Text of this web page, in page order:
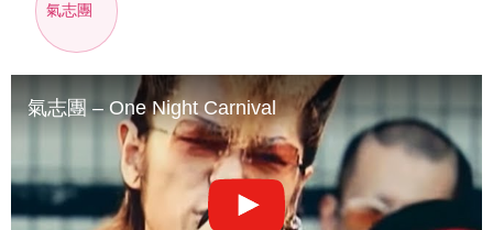
氣志團
氣志團 – One Night Carnival